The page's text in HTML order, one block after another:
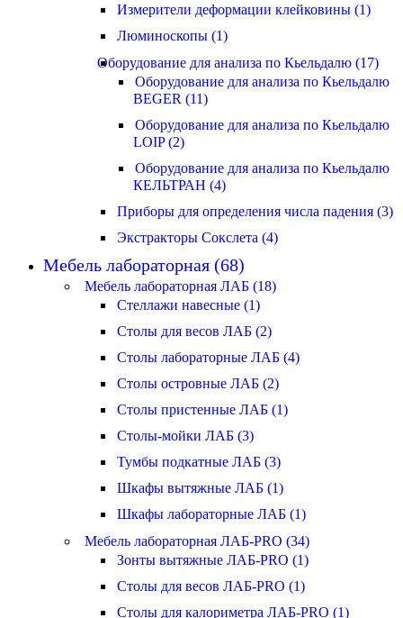
Измерители деформации клейковины (1)
Люминоскопы (1)
Оборудование для анализа по Кьельдалю (17)
Оборудование для анализа по Кьельдалю
BEGER (11)
Оборудование для анализа по Кьельдалю
LOIP (2)
Оборудование для анализа по Кьельдалю
КЕЛЬТРАН (4)
Приборы для определения числа падения (3)
Экстракторы Сокслета (4)
Мебель лабораторная (68)
Мебель лабораторная ЛАБ (18)
Стеллажи навесные (1)
Столы для весов ЛАБ (2)
Столы лабораторные ЛАБ (4)
Столы островные ЛАБ (2)
Столы пристенные ЛАБ (1)
Столы-мойки ЛАБ (3)
Тумбы подкатные ЛАБ (3)
Шкафы вытяжные ЛАБ (1)
Шкафы лабораторные ЛАБ (1)
Мебель лабораторная ЛАБ-PRO (34)
Зонты вытяжные ЛАБ-PRO (1)
Столы для весов ЛАБ-PRO (1)
Столы для калориметра ЛАБ-PRO (1)